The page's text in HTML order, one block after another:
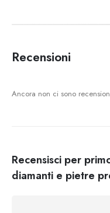
Recensioni
Ancora non ci sono
Recensisci per
diamanti e pietre